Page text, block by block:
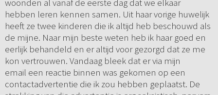
woonden al vanaf de eerste dag dat we elkaar
hebben leren kennen samen. Uit haar vorige huwelijk
heeft ze twee kinderen die ik altijd heb beschouwd als
de mijne. Naar mijn beste weten heb ik haar goed en
eerlijk behandeld en er altijd voor gezorgd dat ze me
kon vertrouwen. Vandaag bleek dat er via mijn
email een reactie binnen was gekomen op een
contactadvertentie die ik zou hebben geplaatst. De